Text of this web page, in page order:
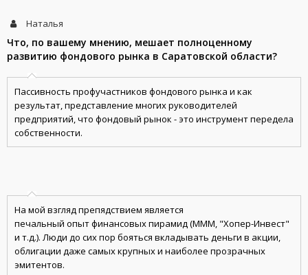
Наталья
Что, по вашему мнению, мешает полноценному
развитию фондового рынка в Саратовской области?
Пассивность профучастников фондового рынка и как
результат, представление многих руководителей
предприятий, что фондовый рынок - это инструмент передела
собственности.
На мой взгляд препядствием является
печальный опыт финансовых пирамид (МММ, "Хопер-Инвест"
и т.д.). Люди до сих пор бояться вкладывать деньги в акции,
облигации даже самых крупных и наиболее прозрачных
эмитентов.